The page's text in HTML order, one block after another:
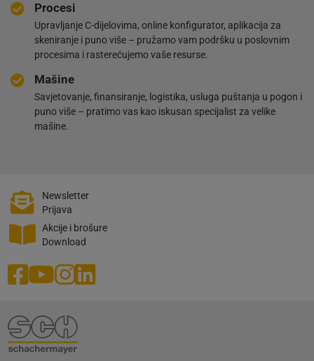
Procesi
Upravljanje C-dijelovima, online konfigurator, aplikacija za
skeniranje i puno više – pružamo vam podršku u poslovnim
procesima i rasterećujemo vaše resurse.
Mašine
Savjetovanje, finansiranje, logistika, usluga puštanja u pogon i
puno više – pratimo vas kao iskusan specijalist za velike
mašine.
Newsletter
Prijava
Akcije i brošure
Download